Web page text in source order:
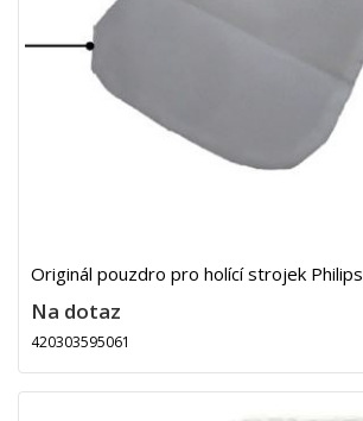
Originál pouzdro pro holící strojek Philips
Na dotaz
420303595061